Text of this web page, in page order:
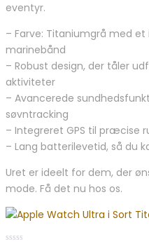
eventyr.
– Farve: Titaniumgrå med
marinebånd
– Robust design, der tåler
aktiviteter
– Avancerede
søvntracking
– Integreret GPS til præcise
– Lang batterilevetid, så du
Uret er ideelt for dem, der
mode. Få det nu hos os.